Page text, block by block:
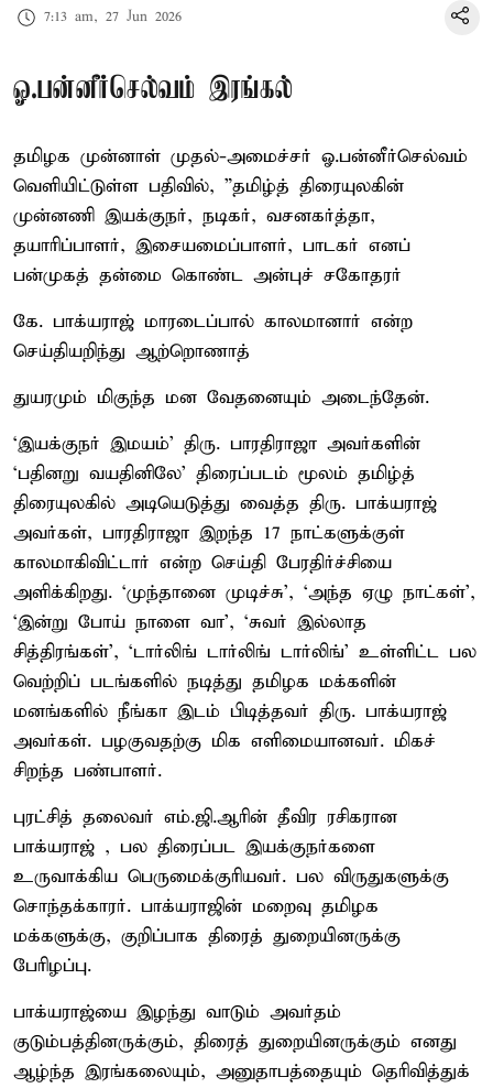
7:13 am, 27 Jun 2026
ஓ.பன்னீர்செல்வம் இரங்கல்
தமிழக முன்னாள் முதல்-அமைச்சர் ஓ.பன்னீர்செல்வம்
வெளியிட்டுள்ள பதிவில், ”தமிழ்த் திரையுலகின்
முன்னணி இயக்குநர், நடிகர், வசனகர்த்தா,
தயாரிப்பாளர், இசையமைப்பாளர், பாடகர் எனப்
பன்முகத் தன்மை கொண்ட அன்புச் சகோதரர்
கே. பாக்யராஜ் மாரடைப்பால் காலமானார் என்ற
செய்தியறிந்து ஆற்றொணாத்
துயரமும் மிகுந்த மன வேதனையும் அடைந்தேன்.
‘இயக்குநர் இமயம்’ திரு. பாரதிராஜா அவர்களின்
‘பதினறு வயதினிலே’ திரைப்படம் மூலம் தமிழ்த்
திரையுலகில் அடியெடுத்து வைத்த திரு. பாக்யராஜ்
அவர்கள், பாரதிராஜா இறந்த 17 நாட்களுக்குள்
காலமாகிவிட்டார் என்ற செய்தி பேரதிர்ச்சியை
அளிக்கிறது. ‘முந்தானை முடிச்சு’, ‘அந்த ஏழு நாட்கள்’,
‘இன்று போய் நாளை வா’, ‘சுவர் இல்லாத
சித்திரங்கள்’, ‘டார்லிங் டார்லிங் டார்லிங்’ உள்ளிட்ட பல
வெற்றிப் படங்களில் நடித்து தமிழக மக்களின்
மனங்களில் நீங்கா இடம் பிடித்தவர் திரு. பாக்யராஜ்
அவர்கள். பழகுவதற்கு மிக எளிமையானவர். மிகச்
சிறந்த பண்பாளர்.
புரட்சித் தலைவர் எம்.ஜி.ஆரின் தீவிர ரசிகரான
பாக்யராஜ் , பல திரைப்பட இயக்குநர்களை
உருவாக்கிய பெருமைக்குரியவர். பல விருதுகளுக்கு
சொந்தக்காரர். பாக்யராஜின் மறைவு தமிழக
மக்களுக்கு, குறிப்பாக திரைத் துறையினருக்கு
பேரிழப்பு.
பாக்யராஜ்யை இழந்து வாடும் அவர்தம்
குடும்பத்தினருக்கும், திரைத் துறையினருக்கும் எனது
ஆழ்ந்த இரங்கலையும், அனுதாபத்தையும் தெரிவித்துக்